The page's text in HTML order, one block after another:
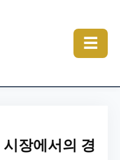
☰
장에서의 경